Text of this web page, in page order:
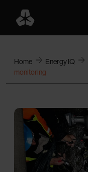
Home Energy IQ
monitoring